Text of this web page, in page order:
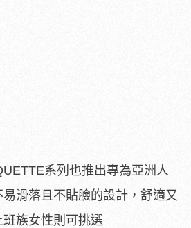
系列也推出專為亞洲人
易滑落且不貼臉的設計，舒適又
族女性則可挑選